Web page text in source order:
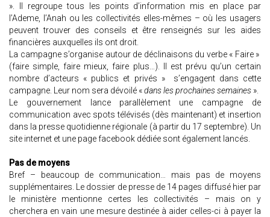
». Il regroupe tous les points d’information mis en place par
l’Ademe, l’Anah ou les collectivités elles-mêmes – où les usagers
peuvent trouver des conseils et être renseignés sur les aides
financières auxquelles ils ont droit.
La campagne s’organise autour de déclinaisons du verbe « Faire »
(faire simple, faire mieux, faire plus…). Il est prévu qu’un certain
nombre d’acteurs « publics et privés » s’engagent dans cette
campagne. Leur nom sera dévoilé «dans les prochaines semaines ».
Le gouvernement lance parallèlement une campagne de
communication avec spots télévisés (dès maintenant) et insertion
dans la presse quotidienne régionale (à partir du 17 septembre). Un
site internet et une page facebook dédiée sont également lancés.
Pas de moyens
Bref – beaucoup de communication… mais pas de moyens
supplémentaires. Le dossier de presse de 14 pages diffusé hier par
le ministère mentionne certes les collectivités – mais on y
cherchera en vain une mesure destinée à aider celles-ci à payer la